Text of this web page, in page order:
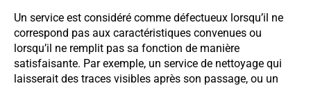
Un service est considéré comme défectueux lorsqu’il ne
correspond pas aux caractéristiques convenues ou
lorsqu’il ne remplit pas sa fonction de manière
satisfaisante. Par exemple, un service de nettoyage qui
laisserait des traces visibles après son passage, ou un